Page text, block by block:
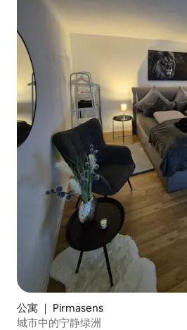
公寓 ｜ Pirmasens
城市中的宁静绿洲